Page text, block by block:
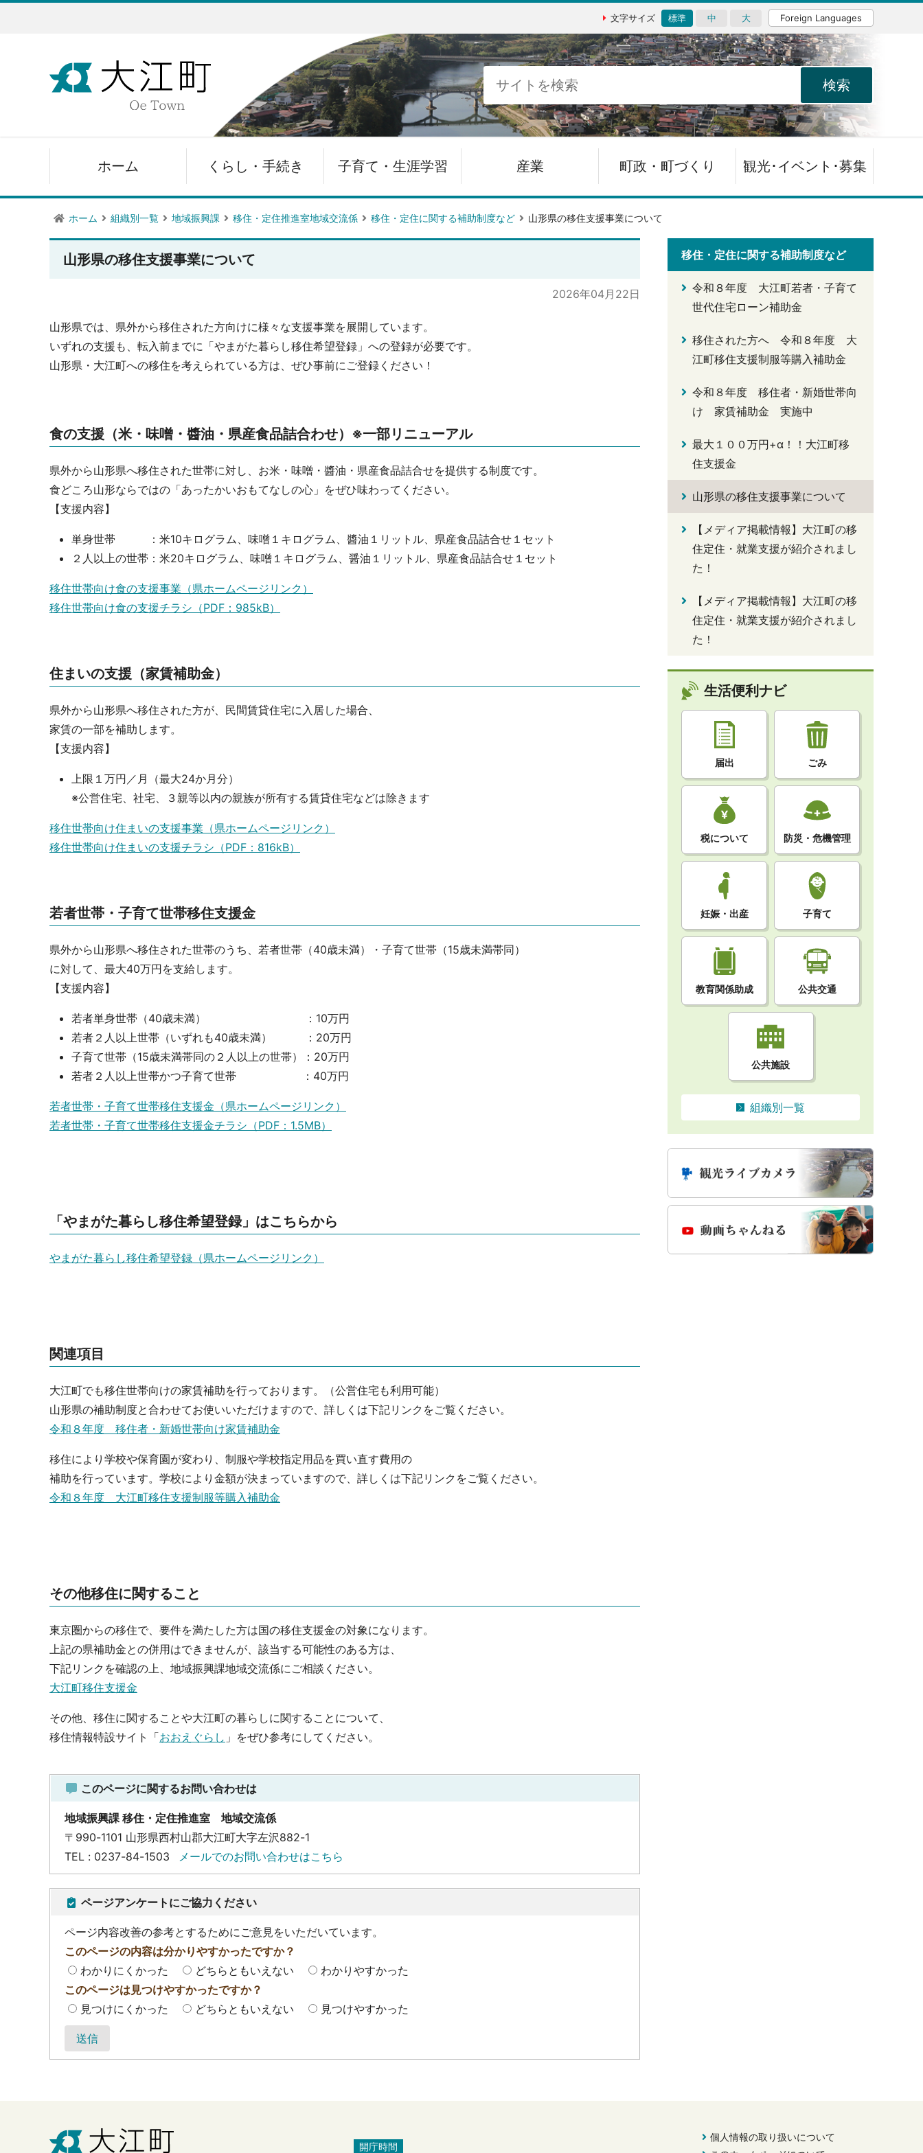
文字サイズ 標準 中 大 Foreign Languages
ホーム くらし・手続き 子育て・生涯学習 産業 町政・町づくり 観光･イベント･募集
ホーム 組織別一覧 地域振興課 移住・定住推進室地域交流係 移住・定住に関する補助制度など 山形県の移住支援事業について
山形県の移住支援事業について
2026年04月22日
山形県では、県外から移住された方向けに様々な支援事業を展開しています。
いずれの支援も、転入前までに「やまがた暮らし移住希望登録」への登録が必要です。
山形県・大江町への移住を考えられている方は、ぜひ事前にご登録ください！
食の支援（米・味噌・醬油・県産食品詰合わせ）※一部リニューアル
県外から山形県へ移住された世帯に対し、お米・味噌・醬油・県産食品詰合せを提供する制度です。
食どころ山形ならではの「あったかいおもてなしの心」をぜひ味わってください。
【支援内容】
単身世帯 ：米10キログラム、味噌１キログラム、醬油１リットル、県産食品詰合せ１セット
２人以上の世帯：米20キログラム、味噌１キログラム、醤油１リットル、県産食品詰合せ１セット
移住世帯向け食の支援事業（県ホームページリンク）
移住世帯向け食の支援チラシ（PDF：985kB）
住まいの支援（家賃補助金）
県外から山形県へ移住された方が、民間賃貸住宅に入居した場合、
家賃の一部を補助します。
【支援内容】
上限１万円／月（最大24か月分）
※公営住宅、社宅、３親等以内の親族が所有する賃貸住宅などは除きます
移住世帯向け住まいの支援事業（県ホームページリンク）
移住世帯向け住まいの支援チラシ（PDF：816kB）
若者世帯・子育て世帯移住支援金
県外から山形県へ移住された世帯のうち、若者世帯（40歳未満）・子育て世帯（15歳未満帯同）
に対して、最大40万円を支給します。
【支援内容】
若者単身世帯（40歳未満） ：10万円
若者２人以上世帯（いずれも40歳未満） ：20万円
子育て世帯（15歳未満帯同の２人以上の世帯）：20万円
若者２人以上世帯かつ子育て世帯 ：40万円
若者世帯・子育て世帯移住支援金（県ホームページリンク）
若者世帯・子育て世帯移住支援金チラシ（PDF：1.5MB）
「やまがた暮らし移住希望登録」はこちらから
やまがた暮らし移住希望登録（県ホームページリンク）
関連項目
大江町でも移住世帯向けの家賃補助を行っております。（公営住宅も利用可能）
山形県の補助制度と合わせてお使いいただけますので、詳しくは下記リンクをご覧ください。
令和８年度 移住者・新婚世帯向け家賃補助金
移住により学校や保育園が変わり、制服や学校指定用品を買い直す費用の
補助を行っています。学校により金額が決まっていますので、詳しくは下記リンクをご覧ください。
令和８年度 大江町移住支援制服等購入補助金
その他移住に関すること
東京圏からの移住で、要件を満たした方は国の移住支援金の対象になります。
上記の県補助金との併用はできませんが、該当する可能性のある方は、
下記リンクを確認の上、地域振興課地域交流係にご相談ください。
大江町移住支援金
その他、移住に関することや大江町の暮らしに関することについて、
移住情報特設サイト「おおえぐらし 」をぜひ参考にしてください。
このページに関するお問い合わせは
地域振興課 移住・定住推進室 地域交流係
〒990-1101 山形県西村山郡大江町大字左沢882-1
TEL : 0237-84-1503
メールでのお問い合わせはこちら
ページアンケートにご協力ください
ページ内容改善の参考とするためにご意見をいただいています。
このページの内容は分かりやすかったですか？
わかりにくかった
どちらともいえない
わかりやすかった
このページは見つけやすかったですか？
見つけにくかった
どちらともいえない 見つけやすかった
送信
移住・定住に関する補助制度など
令和８年度 大江町若者・子育て
世代住宅ローン補助金
移住された方へ 令和８年度 大
江町移住支援制服等購入補助金
令和８年度 移住者・新婚世帯向
け 家賃補助金 実施中
最大１００万円+α！！大江町移
住支援金
山形県の移住支援事業について
【メディア掲載情報】大江町の移
住定住・就業支援が紹介されまし
た！
【メディア掲載情報】大江町の移
住定住・就業支援が紹介されまし
た！
生活便利ナビ
届出 ごみ
税について 防災・危機管理
妊娠・出産 子育て
教育関係助成 公共交通
公共施設
組織別一覧
開庁時間
個人情報の取り扱いについて